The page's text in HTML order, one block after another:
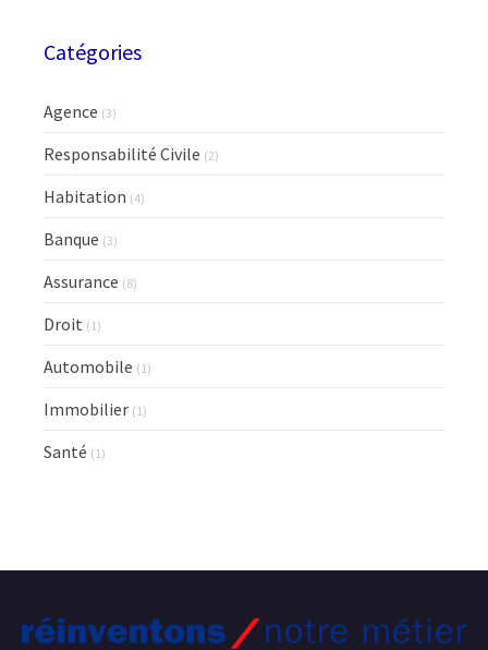
Catégories
Agence (3)
Responsabilité Civile (2)
Habitation (4)
Banque (3)
Assurance (8)
Droit (1)
Automobile (1)
Immobilier (1)
Santé (1)